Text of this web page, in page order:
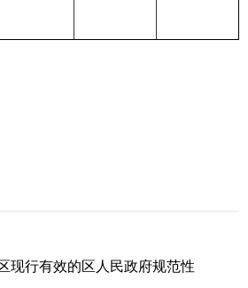
现行有效的区人民政府规范性